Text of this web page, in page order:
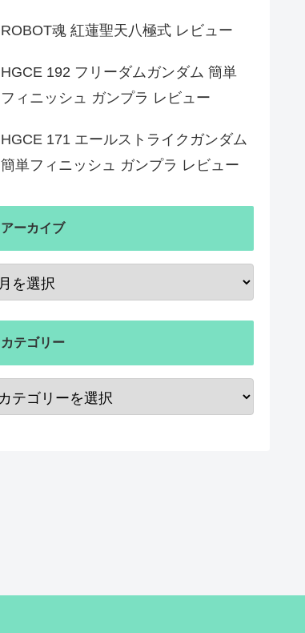
ROBOT魂 紅蓮聖天八極式 レビュー
HGCE 192 フリーダムガンダム 簡単
フィニッシュ ガンプラ レビュー
HGCE 171 エールストライクガンダム
簡単フィニッシュ ガンプラ レビュー
アーカイブ
カテゴリー